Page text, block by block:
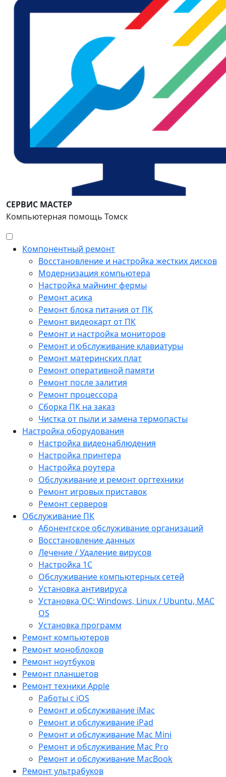
СЕРВИС МАСТЕР
Компьютерная помощь Томск
Компонентный ремонт
Восстановление и настройка жестких дисков
Модернизация компьютера
Настройка майнинг фермы
Ремонт асика
Ремонт блока питания от ПК
Ремонт видеокарт от ПК
Ремонт и настройка мониторов
Ремонт и обслуживание клавиатуры
Ремонт материнских плат
Ремонт оперативной памяти
Ремонт после залития
Ремонт процессора
Сборка ПК на заказ
Чистка от пыли и замена термопасты
Настройка оборудования
Настройка видеонаблюдения
Настройка принтера
Настройка роутера
Обслуживание и ремонт оргтехники
Ремонт игровых приставок
Ремонт серверов
Обслуживание ПК
Абонентское обслуживание организаций
Восстановление данных
Лечение / Удаление вирусов
Настройка 1С
Обслуживание компьютерных сетей
Установка антивируса
Установка ОС: Windows, Linux / Ubuntu, МАС
OS
Установка программ
Ремонт компьютеров
Ремонт моноблоков
Ремонт ноутбуков
Ремонт планшетов
Ремонт техники Apple
Работы с iOS
Ремонт и обслуживание iMac
Ремонт и обслуживание iPad
Ремонт и обслуживание Mac Mini
Ремонт и обслуживание Mac Pro
Ремонт и обслуживание MacBook
Ремонт ультрабуков